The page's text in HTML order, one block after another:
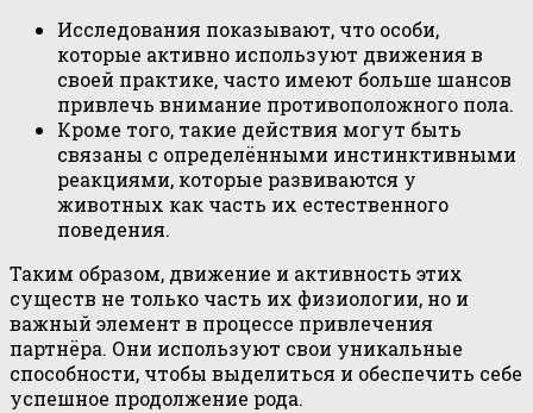
Исследования показывают, что особи,
которые активно используют движения в
своей практике, часто имеют больше шансов
привлечь внимание противоположного пола.
Кроме того, такие действия могут быть
связаны с определёнными инстинктивными
реакциями, которые развиваются у
животных как часть их естественного
поведения.
Таким образом, движение и активность этих
существ не только часть их физиологии, но и
важный элемент в процессе привлечения
партнёра. Они используют свои уникальные
способности, чтобы выделиться и обеспечить себе
успешное продолжение рода.